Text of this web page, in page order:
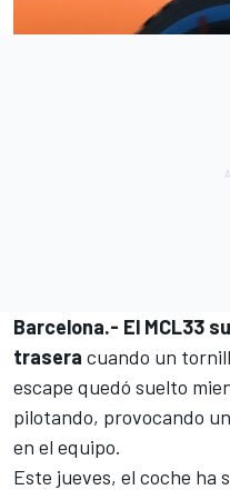
Barcelona.- El MCL33
trasera cuando un
escape quedó suelto
pilotando, provocando
en el equipo.
Este jueves, el coche